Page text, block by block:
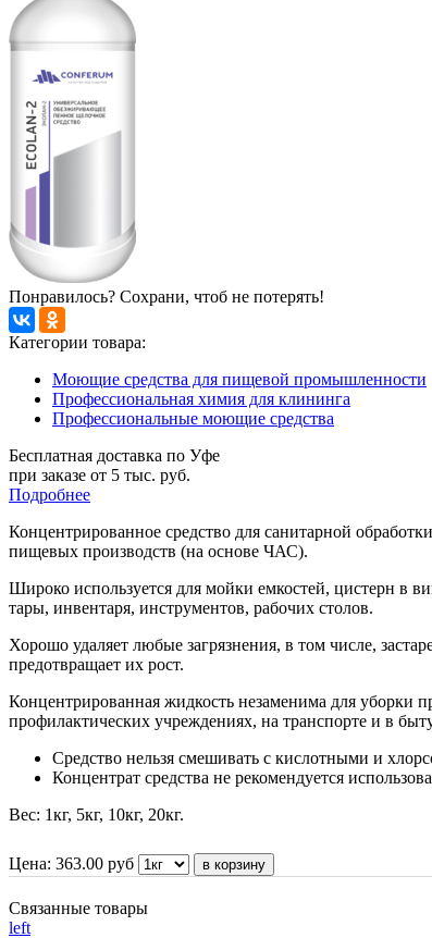
Понравилось? Сохрани, чтоб не потерять!
Категории товара:
Моющие средства для пищевой промышленности
Профессиональная химия для клининга
Профессиональные моющие средства
Бесплатная доставка по Уфе
при заказе от 5 тыс. руб.
Подробнее
Концентрированное средство для санитарной
пищевых производств (на основе ЧАС).
Широко используется для мойки емкостей, цистерн в
тары, инвентаря, инструментов, рабочих столов.
Хорошо удаляет любые загрязнения, в том числе,
предотвращает их рост.
Концентрированная жидкость незаменима для
профилактических учреждениях, на транспорте и в
Средство нельзя смешивать с кислотными и
Концентрат средства не рекомендуется
Вес: 1кг, 5кг, 10кг, 20кг.
Цена: 363.00 руб
Связанные товары
left